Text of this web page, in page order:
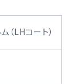
（LHコート）